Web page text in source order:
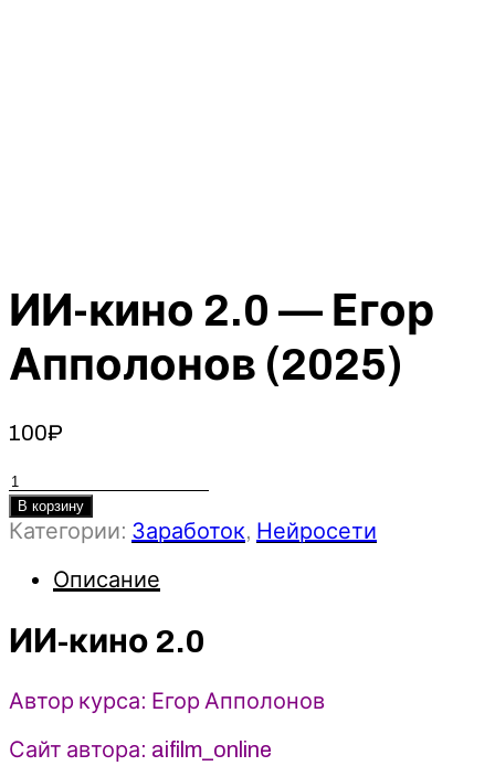
ИИ-кино 2.0 — Егор
Апполонов (2025)
100₽
Количество
товара
ИИ-
2.0
Егор
Апполонов
В корзину
Категории: Заработок, Нейросети
Описание
ИИ-кино 2.0
Автор курса: Егор Апполонов
Сайт автора: aifilm_online